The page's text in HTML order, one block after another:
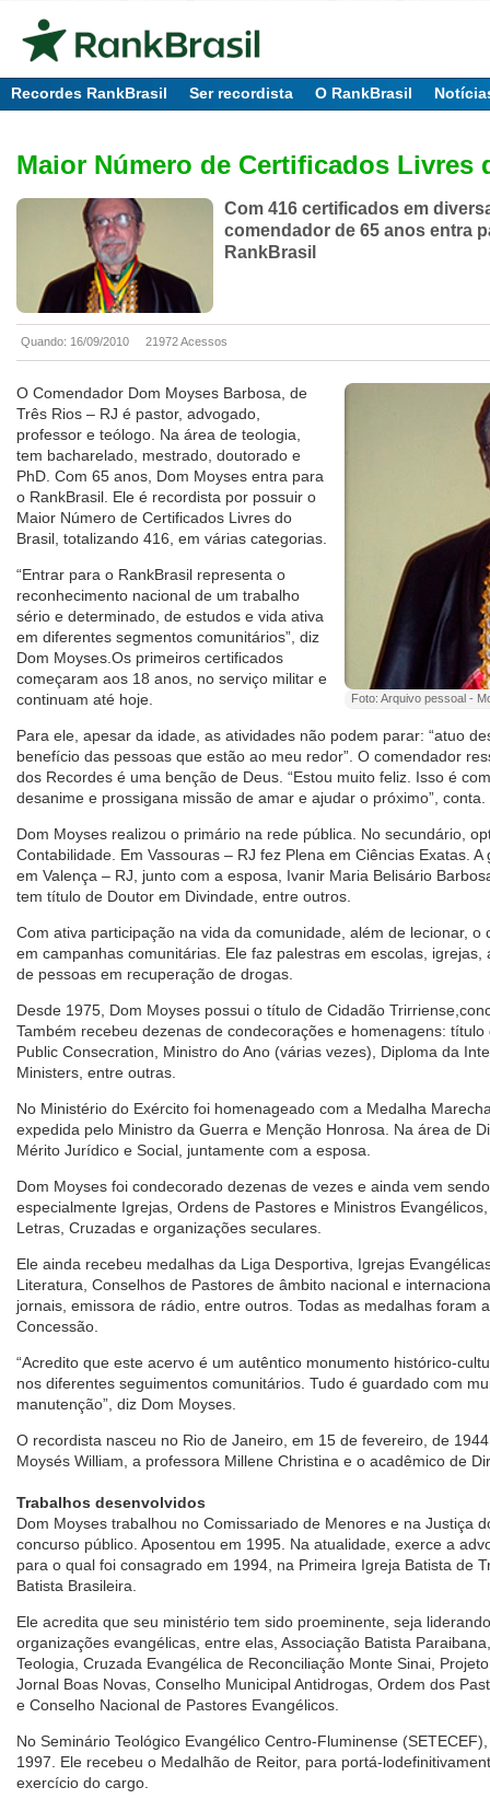
Recordes RankBrasil Ser recordista O RankBrasil
Maior Número de Certificados Livres
Com 416 certificados em
comendador de 65 anos entra
RankBrasil
Quando: 16/09/2010 21972 Acessos
Foto: Arquivo pessoal -
O Comendador Dom Moyses Barbosa, de
Três Rios – RJ é pastor, advogado,
professor e teólogo. Na área de teologia,
tem bacharelado, mestrado, doutorado e
PhD. Com 65 anos, Dom Moyses entra para
o RankBrasil. Ele é recordista por possuir o
Maior Número de Certificados Livres do
Brasil, totalizando 416, em várias categorias.
“Entrar para o RankBrasil representa o
reconhecimento nacional de um trabalho
sério e determinado, de estudos e vida ativa
em diferentes segmentos comunitários”, diz
Dom Moyses.Os primeiros certificados
começaram aos 18 anos, no serviço militar e
continuam até hoje.
Para ele, apesar da idade, as atividades não podem parar: “atuo
benefício das pessoas que estão ao meu redor”. O comendador
dos Recordes é uma benção de Deus. “Estou muito feliz. Isso é
desanime e prossigana missão de amar e ajudar o próximo”, conta.
Dom Moyses realizou o primário na rede pública. No secundário,
Contabilidade. Em Vassouras – RJ fez Plena em Ciências Exatas.
em Valença – RJ, junto com a esposa, Ivanir Maria Belisário
tem título de Doutor em Divindade, entre outros.
Com ativa participação na vida da comunidade, além de lecionar,
em campanhas comunitárias. Ele faz palestras em escolas,
de pessoas em recuperação de drogas.
Desde 1975, Dom Moyses possui o título de Cidadão
Também recebeu dezenas de condecorações e homenagens:
Public Consecration, Ministro do Ano (várias vezes), Diploma da
Ministers, entre outras.
No Ministério do Exército foi homenageado com a Medalha
expedida pelo Ministro da Guerra e Menção Honrosa. Na área de
Mérito Jurídico e Social, juntamente com a esposa.
Dom Moyses foi condecorado dezenas de vezes e ainda vem
especialmente Igrejas, Ordens de Pastores e Ministros
Letras, Cruzadas e organizações seculares.
Ele ainda recebeu medalhas da Liga Desportiva, Igrejas
Literatura, Conselhos de Pastores de âmbito nacional e
jornais, emissora de rádio, entre outros. Todas as medalhas foram
Concessão.
“Acredito que este acervo é um autêntico monumento histórico-
nos diferentes seguimentos comunitários. Tudo é guardado com
manutenção”, diz Dom Moyses.
O recordista nasceu no Rio de Janeiro, em 15 de fevereiro, de
Moysés William, a professora Millene Christina e o acadêmico de
Trabalhos desenvolvidos
Dom Moyses trabalhou no Comissariado de Menores e na Justiça
concurso público. Aposentou em 1995. Na atualidade, exerce a
para o qual foi consagrado em 1994, na Primeira Igreja Batista de
Batista Brasileira.
Ele acredita que seu ministério tem sido proeminente, seja
organizações evangélicas, entre elas, Associação Batista
Teologia, Cruzada Evangélica de Reconciliação Monte Sinai,
Jornal Boas Novas, Conselho Municipal Antidrogas, Ordem dos
e Conselho Nacional de Pastores Evangélicos.
No Seminário Teológico Evangélico Centro-Fluminense
1997. Ele recebeu o Medalhão de Reitor, para portá-
exercício do cargo.